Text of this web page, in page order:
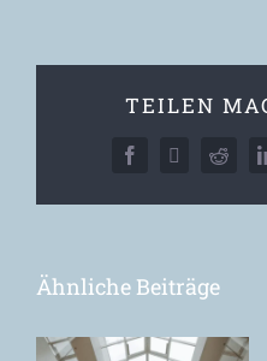
TEILEN
Facebook
X Reddit
Ähnliche Beiträge
Toxische